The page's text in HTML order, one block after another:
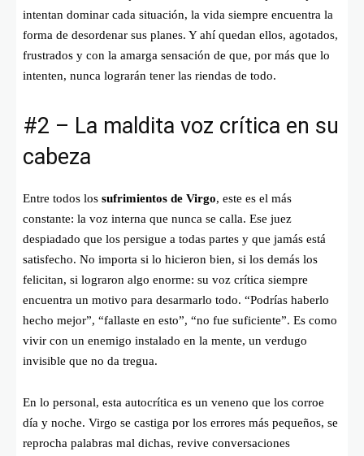
intentan dominar cada situación, la vida siempre encuentra la
forma de desordenar sus planes. Y ahí quedan ellos, agotados,
frustrados y con la amarga sensación de que, por más que lo
intenten, nunca lograrán tener las riendas de todo.
#2 – La maldita voz crítica en su
cabeza
Entre todos los sufrimientos de Virgo, este es el más
constante: la voz interna que nunca se calla. Ese juez
despiadado que los persigue a todas partes y que jamás está
satisfecho. No importa si lo hicieron bien, si los demás los
felicitan, si lograron algo enorme: su voz crítica siempre
encuentra un motivo para desarmarlo todo. “Podrías haberlo
hecho mejor”, “fallaste en esto”, “no fue suficiente”. Es como
vivir con un enemigo instalado en la mente, un verdugo
invisible que no da tregua.
En lo personal, esta autocrítica es un veneno que los corroe
día y noche. Virgo se castiga por los errores más pequeños, se
reprocha palabras mal dichas, revive conversaciones